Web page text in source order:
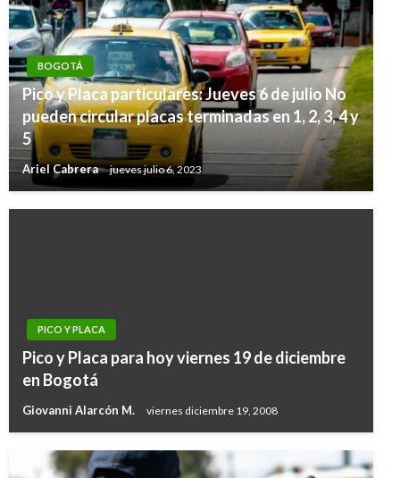
BOGOTÁ
Pico y Placa particulares: Jueves 6 de julio No
pueden circular placas terminadas en 1, 2, 3, 4 y
5
Ariel Cabrera jueves julio 6, 2023
PICO Y PLACA
Pico y Placa para hoy viernes 19 de diciembre
en Bogotá
Giovanni Alarcón M. viernes diciembre 19, 2008